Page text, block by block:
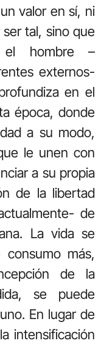
valor en sí, ni
tal, sino que
hombre –
externos-
en el
época, donde
a su modo,
le unen con
a su propia
de la libertad
de
La vida se
más,
de la
se puede
En lugar de
intensificación